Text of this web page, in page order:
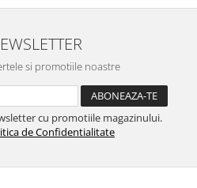
si promotiile noastre
cu promotiile magazinului.
de Confidentialitate